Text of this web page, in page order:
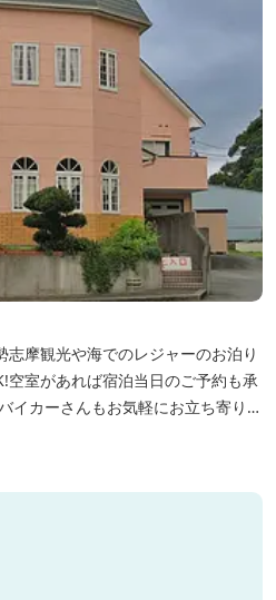
摩観光や海でのレジャーのお泊り
空室があれば宿泊当日のご予約も承
イカーさんもお気軽にお立ち寄りく